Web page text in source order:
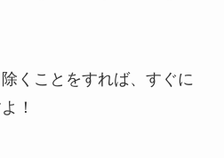
くことをすれば、すぐに
！